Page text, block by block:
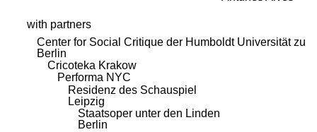
with partners
Center for Social Critique der Humboldt Universität zu
Berlin
Cricoteka Krakow
Performa NYC
Residenz des Schauspiel
Leipzig
Staatsoper unter den Linden
Berlin